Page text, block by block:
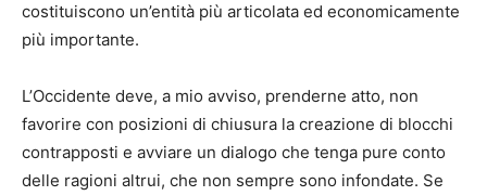
costituiscono un’entità più articolata ed economicamente
più importante.
L’Occidente deve, a mio avviso, prenderne atto, non
favorire con posizioni di chiusura la creazione di blocchi
contrapposti e avviare un dialogo che tenga pure conto
delle ragioni altrui, che non sempre sono infondate. Se